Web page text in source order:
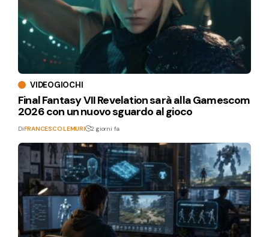
VIDEOGIOCHI
Final Fantasy VII Revelation sarà alla Gamescom
2026 con un nuovo sguardo al gioco
DiFRANCESCO LEMURI 2 giorni fa